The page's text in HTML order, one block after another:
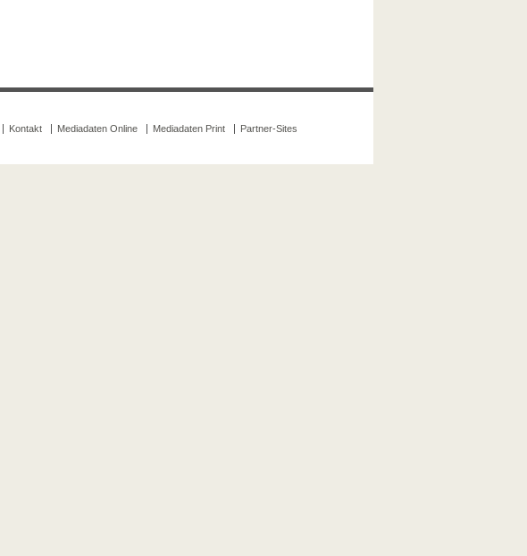
Kontakt Mediadaten Online Mediadaten Print Partner-Sites